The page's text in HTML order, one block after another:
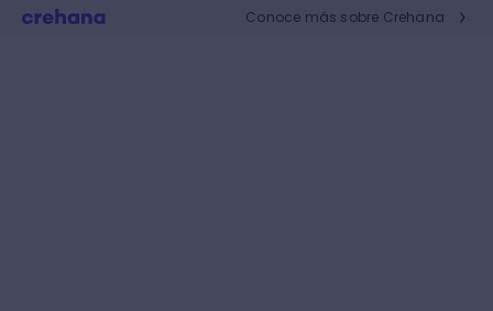
Conoce más sobre Crehana